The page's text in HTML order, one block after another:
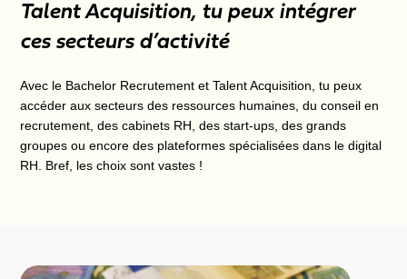
Talent Acquisition, tu peux intégrer
ces secteurs d’activité
Avec le Bachelor Recrutement et Talent Acquisition, tu peux
accéder aux secteurs des ressources humaines, du conseil en
recrutement, des cabinets RH, des start-ups, des grands
groupes ou encore des plateformes spécialisées dans le digital
RH. Bref, les choix sont vastes !